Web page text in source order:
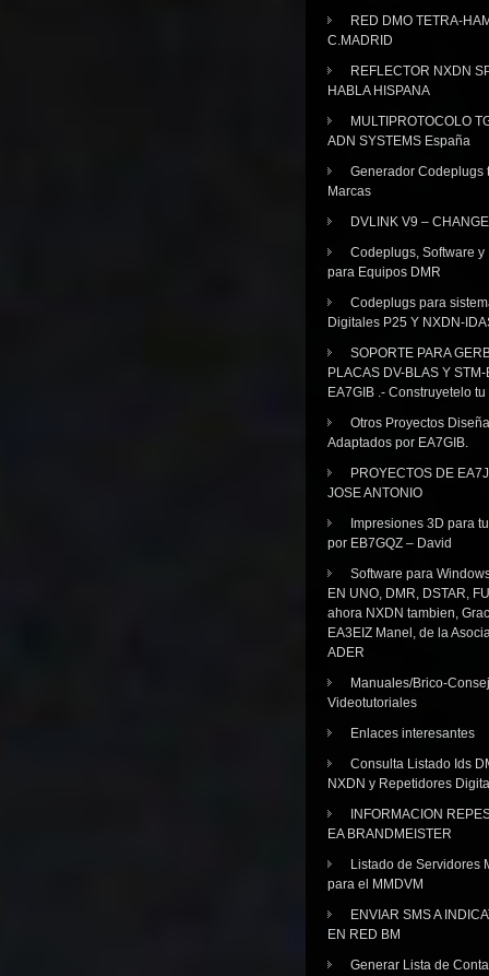
RED DMO TETRA-
C.MADRID
REFLECTOR NXDN
HABLA HISPANA
MULTIPROTOCOLO
ADN SYSTEMS España
Generador Codeplugs
Marcas
DVLINK V9 –
Codeplugs, Software y
para Equipos DMR
Codeplugs para
Digitales P25 Y NXDN-
SOPORTE PARA
PLACAS DV-BLAS Y
EA7GIB .- Construyetelo
Otros Proyectos
Adaptados por EA7GIB.
PROYECTOS DE
JOSE ANTONIO
Impresiones 3D para
por EB7GQZ – David
Software para
EN UNO, DMR, DSTAR,
ahora NXDN tambien,
EA3EIZ Manel, de la
ADER
Manuales/Brico-
Videotutoriales
Enlaces interesantes
Consulta Listado Ids
NXDN y Repetidores
INFORMACION
EA BRANDMEISTER
Listado de Servidores
para el MMDVM
ENVIAR SMS A
EN RED BM
Generar Lista de